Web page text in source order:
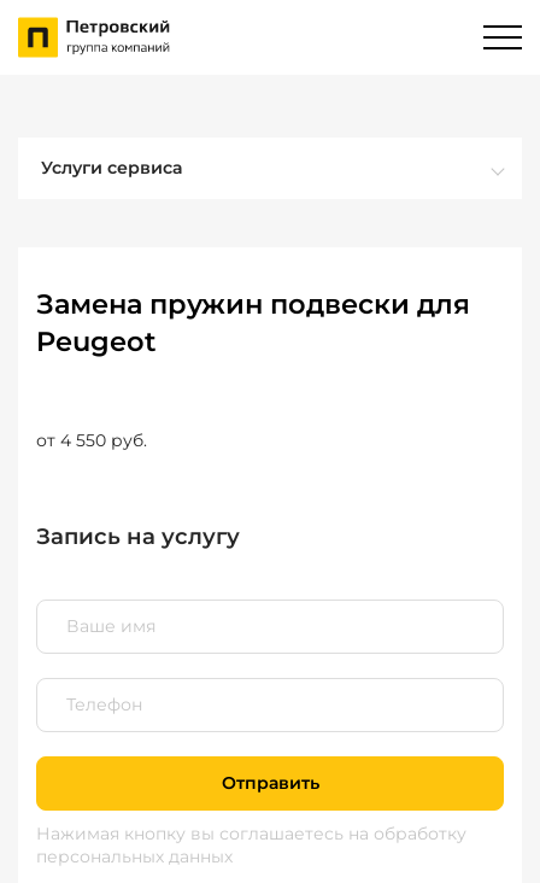
Услуги сервиса
Замена пружин подвески для
Peugeot
от 4 550 руб.
Запись на услугу
Отправить
Нажимая кнопку вы соглашаетесь на обработку
персональных данных